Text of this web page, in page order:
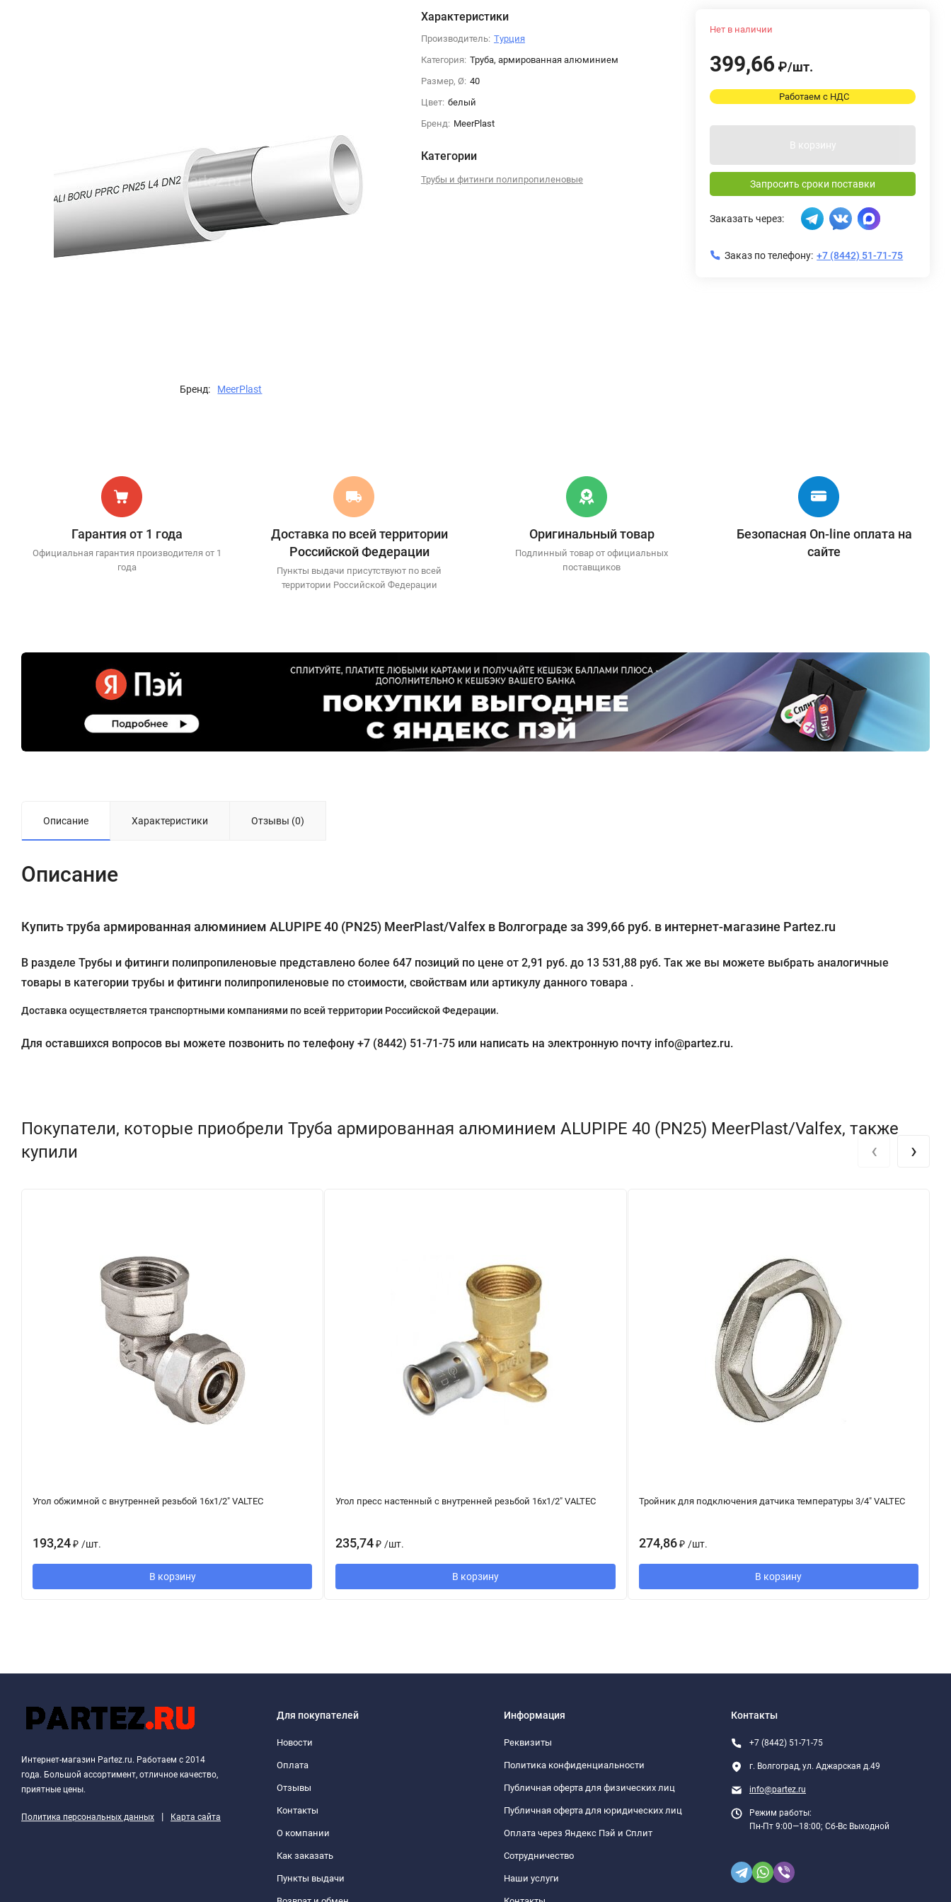
Бренд: MeerPlast
Характеристики
Производитель: Турция
Категория: Труба, армированная алюминием
Размер, Ø: 40
Цвет: белый
Бренд: MeerPlast
Категории
Трубы и фитинги полипропиленовые
Нет в наличии
399,66 ₽/шт.
Работаем с НДС
В корзину
Запросить сроки поставки
Заказать через:
Заказ по телефону: +7 (8442) 51-71-75
Гарантия от 1 года
Официальная гарантия производителя от 1
года
Доставка по всей территории
Российской Федерации
Пункты выдачи присутствуют по всей
территории Российской Федерации
Оригинальный товар
Подлинный товар от официальных
поставщиков
Безопасная On-line оплата на
сайте
Описание Характеристики Отзывы (0)
Описание
Купить труба армированная алюминием ALUPIPE 40 (PN25) MeerPlast/Valfex в Волгограде за 399,66 руб. в интернет-магазине Partez.ru
В разделе Трубы и фитинги полипропиленовые представлено более 647 позиций по цене от 2,91 руб. до 13 531,88 руб. Так же вы можете выбрать аналогичные
товары в категории трубы и фитинги полипропиленовые по стоимости, свойствам или артикулу данного товара .
Доставка осуществляется транспортными компаниями по всей территории Российской Федерации.
Для оставшихся вопросов вы можете позвонить по телефону +7 (8442) 51-71-75 или написать на электронную почту info@partez.ru.
Покупатели, которые приобрели Труба армированная алюминием ALUPIPE 40 (PN25) MeerPlast/Valfex, также
купили
Угол обжимной с внутренней резьбой 16х1/2" VALTEC
193,24₽ /шт.
В корзину
Угол пресс настенный с внутренней резьбой 16х1/2" VALTEC
235,74 ₽ /шт.
В корзину
Тройник для подключения датчика температуры 3/4" VALTEC
274,86 ₽ /шт.
В корзину
‹ ›
Интернет-магазин Partez.ru. Работаем с 2014
года. Большой ассортимент, отличное качество,
приятные цены.
Политика персональных данных | Карта сайта
Для покупателей
Новости
Оплата
Отзывы
Контакты
О компании
Как заказать
Пункты выдачи
Информация
Реквизиты
Политика конфиденциальности
Публичная оферта для физических лиц
Публичная оферта для юридических лиц
Оплата через Яндекс Пэй и Сплит
Сотрудничество
Наши услуги
Контакты
+7 (8442) 51-71-75
г. Волгоград, ул. Аджарская д.49
info@partez.ru
Режим работы:
Пн-Пт 9:00—18:00; Сб-Вс Выходной